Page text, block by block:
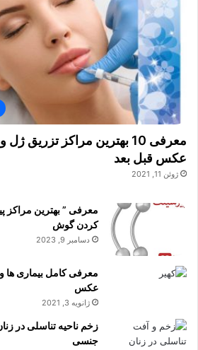
معرفی 10 بهترین مراکز تزریق
عکس قبل بعد
ژوئن 11, 2021
معرفی ” بهترین مراکز
کردن گوش
دسامبر 9, 2023
معرفی کامل بیماری
عکس
ژانویه 3, 2021
زخم ناحیه تناسلی در
جنسی